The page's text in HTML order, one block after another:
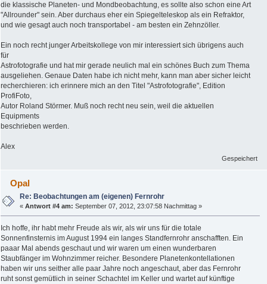
die klassische Planeten- und Mondbeobachtung, es sollte also schon eine Art
"Allrounder" sein. Aber durchaus eher ein Spiegelteleskop als ein Refraktor,
und wie gesagt auch noch transportabel - am besten ein Zehnzöller.
Ein noch recht junger Arbeitskollege von mir interessiert sich übrigens auch
für
Astrofotografie und hat mir gerade neulich mal ein schönes Buch zum Thema
ausgeliehen. Genaue Daten habe ich nicht mehr, kann man aber sicher leicht
recherchieren: ich erinnere mich an den Titel "Astrofotografie", Edition
ProfiFoto,
Autor Roland Störmer. Muß noch recht neu sein, weil die aktuellen
Equipments
beschrieben werden.
Alex
Gespeichert
Opal
Re: Beobachtungen am (eigenen) Fernrohr
«Antwort #4 am: September 07, 2012, 23:07:58 Nachmittag »
Ich hoffe, ihr habt mehr Freude als wir, als wir uns für die totale
Sonnenfinsternis im August 1994 ein langes Standfernrohr anschafften. Ein
paaar Mal abends geschaut und wir waren um einen wunderbaren
Staubfänger im Wohnzimmer reicher. Besondere Planetenkontellationen
haben wir uns seither alle paar Jahre noch angeschaut, aber das Fernrohr
ruht sonst gemütlich in seiner Schachtel im Keller und wartet auf künftige